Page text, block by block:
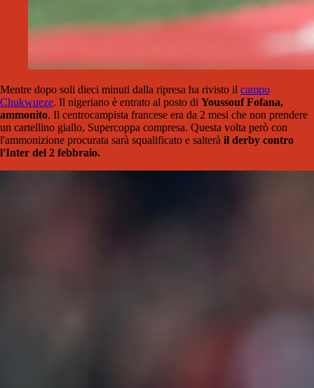
Mentre dopo soli dieci minuti dalla ripresa ha rivisto il campo
Chukwueze. Il nigeriano è entrato al posto di Youssouf Fofana,
ammonito. Il centrocampista francese era da 2 mesi che non prendere
un cartellino giallo, Supercoppa compresa. Questa volta però con
l'ammonizione procurata sarà squalificato e salterà il derby contro
l'Inter del 2 febbraio.